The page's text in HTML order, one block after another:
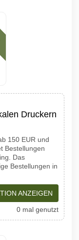
Druckern
150 EUR und
Bestellungen
Das
Bestellungen in
ANZEIGEN
0 mal genutzt